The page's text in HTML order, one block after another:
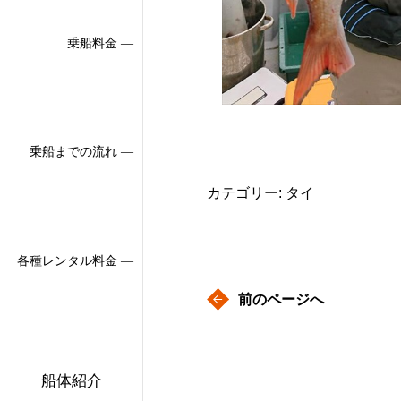
乗船料金 ―
乗船までの流れ ―
各種レンタル料金 ―
船体紹介
カテゴリー: タイ
前のページへ